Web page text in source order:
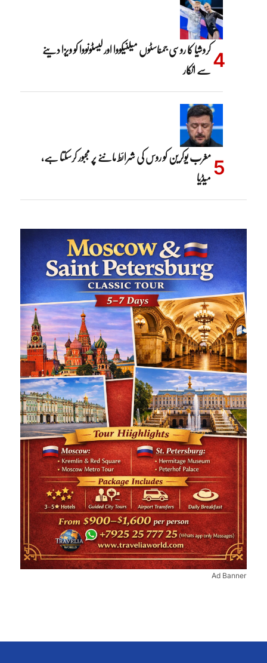
کروشیا کا روسی جمناسٹوں میلنیکووا اور لیسٹونووا کو ویزا دینے
سے انکار
مغرب یوکرین کو روس کی شرائط ماننے پر مجبور کرسکتا ہے،
میڈیا
Ad Banner